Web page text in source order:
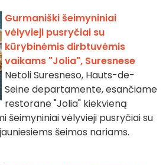
Gurmaniški šeimyniniai
vėlyvieji pusryčiai su
kūrybinėmis dirbtuvėmis
vaikams "Jolia", Suresnese
Netoli Suresneso, Hauts-de-
Seine departamente, esančiame
restorane "Jolia" kiekvieną
šeimyniniai vėlyvieji pusryčiai su
šeimos nariams.